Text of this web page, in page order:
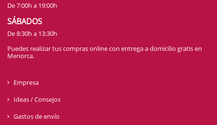
De 7:00h a 19:00h
SÁBADOS
De 8:30h a 13:30h
Puedes realizar tus compras online con entrega a domicilio gratis en
Menorca.
Empresa
Ideas / Consejos
Gastos de envío